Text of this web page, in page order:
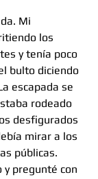
Mi
los
y tenía poco
bulto diciendo
escapada se
rodeado
desfigurados
mirar a los
públicas.
pregunté con